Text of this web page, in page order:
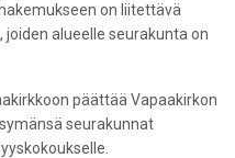
on liitettävä
alueelle seurakunta on
päättää Vapaakirkon
seurakunnat